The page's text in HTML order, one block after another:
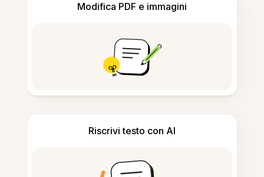
Modifica PDF e immagini
Riscrivi testo con AI